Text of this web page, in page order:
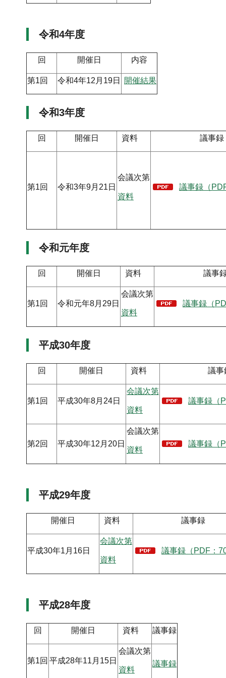
令和4年度
回 開催日 内容
第1回 令和4年12月19日 開催結果
令和3年度
回 開催日 資料 議事録
第1回 令和3年9月21日
会議次第
資料
議事録（
令和元年度
回 開催日 資料 議事
第1回 令和元年8月29日
会議次第
資料
議事録（
平成30年度
回 開催日 資料 議事
第1回 平成30年8月24日
会議次第
資料
議事録（
第2回 平成30年12月20日
会議次第
資料
議事録（
平成29年度
開催日 資料 議事録
平成30年1月16日
会議次第
資料
議事録（PDF：
平成28年度
回 開催日 資料 議事録
第1回 平成28年11月15日
会議次第
資料
議事録